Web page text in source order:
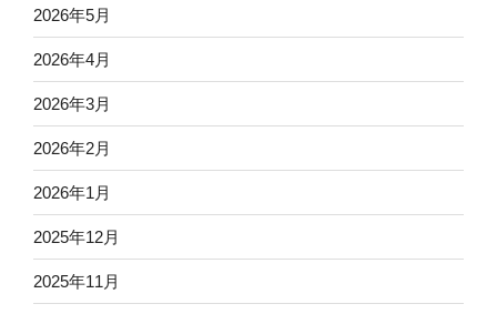
2026年5月
2026年4月
2026年3月
2026年2月
2026年1月
2025年12月
2025年11月